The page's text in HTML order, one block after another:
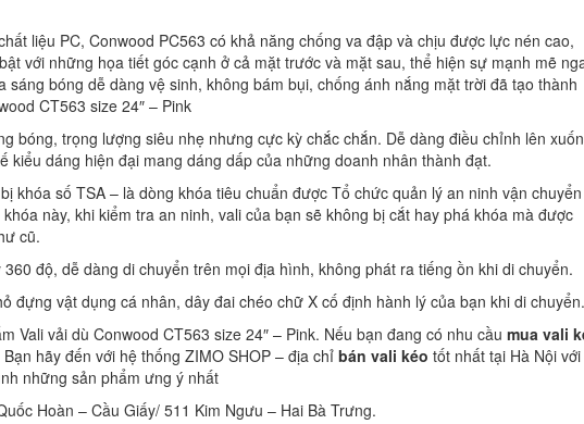
liệu PC, Conwood PC563 có khả năng chống va đập và chịu được lực nén cao,
với những họa tiết góc cạnh ở cả mặt trước và mặt sau, thể hiện sự mạnh mẽ
bóng dễ dàng vệ sinh, không bám bụi, chống ánh nắng mặt trời đã tạo thành
CT563 size 24″ – Pink
bóng, trọng lượng siêu nhẹ nhưng cực kỳ chắc chắn. Dễ dàng điều chỉnh lên
kiểu dáng hiện đại mang dáng dấp của những doanh nhân thành đạt.
khóa số TSA – là dòng khóa tiêu chuẩn được Tổ chức quản lý an ninh vận chuyển
này, khi kiểm tra an ninh, vali của bạn sẽ không bị cắt hay phá khóa mà được
cũ.
độ, dễ dàng di chuyển trên mọi địa hình, không phát ra tiếng ồn khi di chuyển.
đựng vật dụng cá nhân, dây đai chéo chữ X cố định hành lý của bạn khi di chuyển.
Vali vải dù Conwood CT563 size 24″ – Pink. Nếu bạn đang có nhu cầu mua vali
hãy đến với hệ thống ZIMO SHOP – địa chỉ bán vali kéo tốt nhất tại Hà Nội với
những sản phẩm ưng ý nhất
Hoàn – Cầu Giấy/ 511 Kim Ngưu – Hai Bà Trưng.